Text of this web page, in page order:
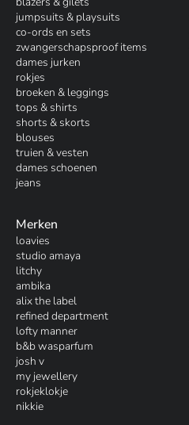
jumpsuits & playsuits
co-ords en sets
zwangerschapsproof items
dames jurken
rokjes
broeken & leggings
tops & shirts
shorts & skorts
blouses
truien & vesten
dames schoenen
jeans
Merken
loavies
studio amaya
litchy
ambika
alix the label
refined department
lofty manner
b&b wasparfum
josh v
my jewellery
rokjeklokje
nikkie